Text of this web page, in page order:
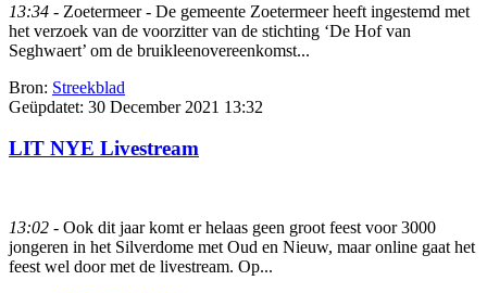
13:34 - Zoetermeer - De gemeente Zoetermeer heeft ingestemd met
het verzoek van de voorzitter van de stichting ‘De Hof van
Seghwaert’ om de bruikleenovereenkomst...
Bron: Streekblad
Geüpdatet: 30 December 2021 13:32
LIT NYE Livestream
13:02 - Ook dit jaar komt er helaas geen groot feest voor 3000
jongeren in het Silverdome met Oud en Nieuw, maar online gaat het
feest wel door met de livestream. Op...